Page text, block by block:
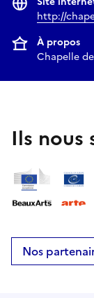
http://
À propos
Chapelle
Ils nous
Nos